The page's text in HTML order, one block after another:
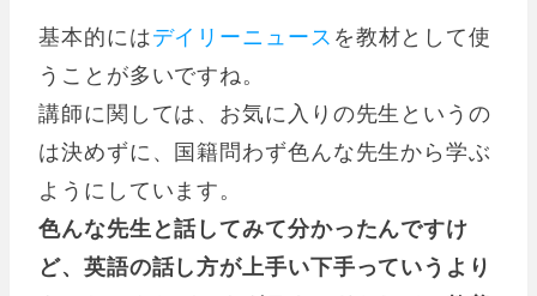
基本的にはデイリーニュース を教材として使
うことが多いですね。
講師に関しては、お気に入りの先生というの
は決めずに、国籍問わず色んな先生から学ぶ
ようにしています。
色んな先生と話してみて分かったんですけ
ど、英語の話し方が上手い下手っていうより